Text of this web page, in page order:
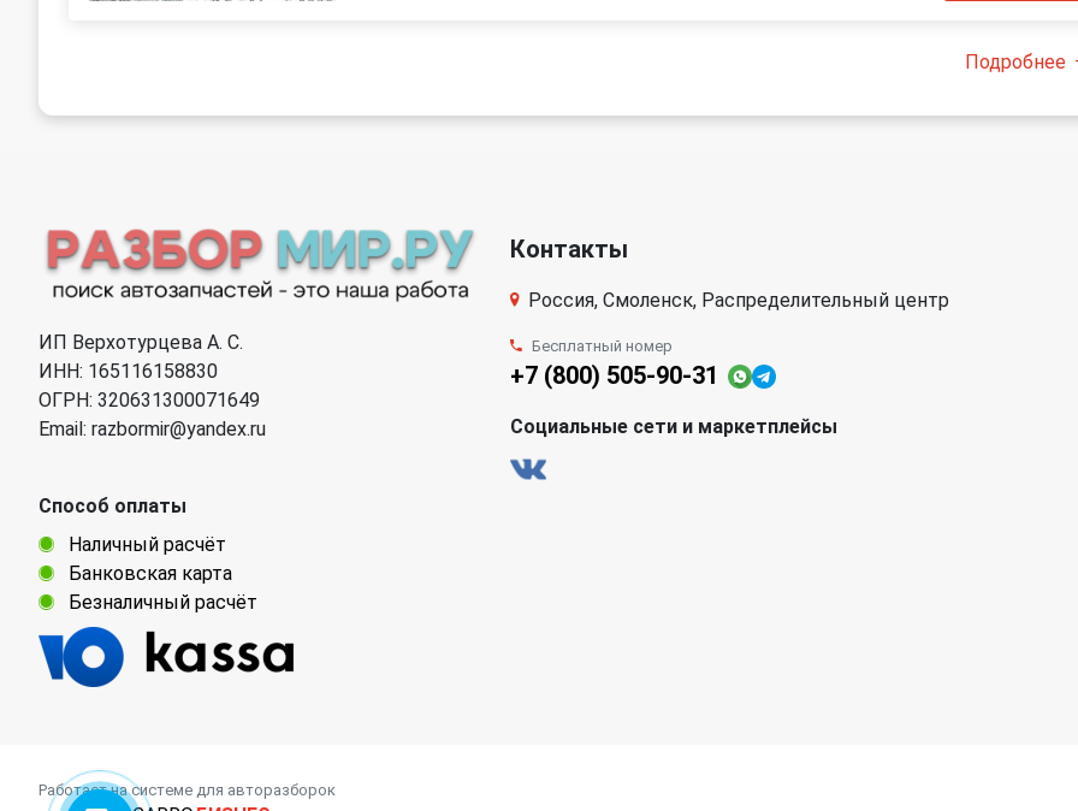
Подробнее
ИП Верхотурцева А. С.
ИНН: 165116158830
ОГРН: 320631300071649
Email: razbormir@yandex.ru
Способ оплаты
Наличный расчёт
Банковская карта
Безналичный расчёт
Контакты
Россия, Смоленск, Распределительный центр
Бесплатный номер
+7 (800) 505-90-31
Социальные сети и маркетплейсы
Работает на системе для авторазборок